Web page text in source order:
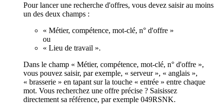
Pour lancer une recherche d'offres, vous devez saisir au moins
un des deux champs :
« Métier, compétence, mot-clé, n° d'offre »
ou
« Lieu de travail ».
Dans le champ « Métier, compétence, mot-clé, n° d'offre »,
vous pouvez saisir, par exemple, « serveur », « anglais »,
« brasserie » en tapant sur la touche « entrée » entre chaque
mot. Vous recherchez une offre précise ? Saisissez
directement sa référence, par exemple 049RSNK.